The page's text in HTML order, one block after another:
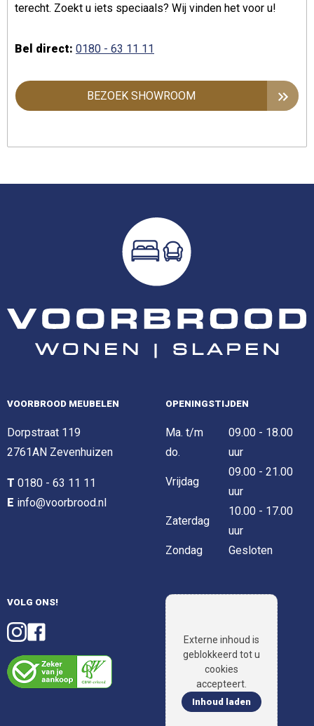
terecht. Zoekt u iets speciaals? Wij vinden het voor u!
Bel direct: 0180 - 63 11 11
BEZOEK SHOWROOM
VOORBROOD MEUBELEN
Dorpstraat 119
2761AN Zevenhuizen
T 0180 - 63 11 11
E info@voorbrood.nl
OPENINGSTIJDEN
Ma. t/m
do.
09.00 - 18.00
uur
Vrijdag
09.00 - 21.00
uur
Zaterdag
10.00 - 17.00
uur
Zondag
Gesloten
VOLG ONS!
Externe inhoud is
geblokkeerd tot u
cookies
accepteert.
Inhoud laden